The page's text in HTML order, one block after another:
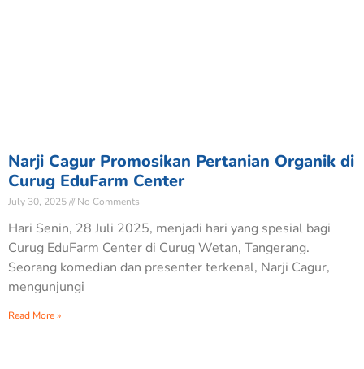
Narji Cagur Promosikan Pertanian Organik di
Curug EduFarm Center
July 30, 2025 No Comments
Hari Senin, 28 Juli 2025, menjadi hari yang spesial bagi
Curug EduFarm Center di Curug Wetan, Tangerang.
Seorang komedian dan presenter terkenal, Narji Cagur,
mengunjungi
Read More »